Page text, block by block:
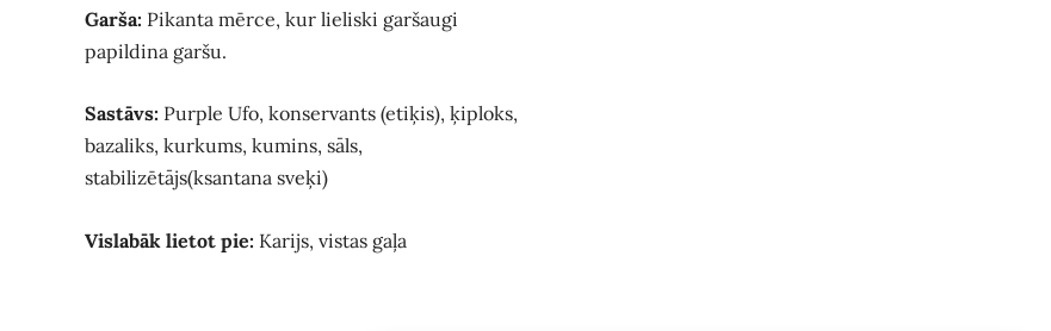
Garša: Pikanta mērce, kur lieliski garšaugi
papildina garšu.
Sastāvs: Purple Ufo, konservants (etiķis), ķiploks,
bazaliks, kurkums, kumins, sāls,
stabilizētājs(ksantana sveķi)
Vislabāk lietot pie: Karijs, vistas gaļa